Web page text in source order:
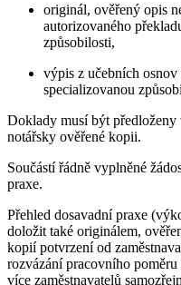
originál, ověřený opis
autorizovaného
způsobilosti,
výpis z učebních osnov
specializovanou
Doklady musí být předloženy
notářsky ověřené kopii.
Součástí řádně vyplněné
praxe.
Přehled dosavadní praxe
doložit také originálem,
kopií potvrzení od
rozvázání pracovního
více zaměstnavatelů